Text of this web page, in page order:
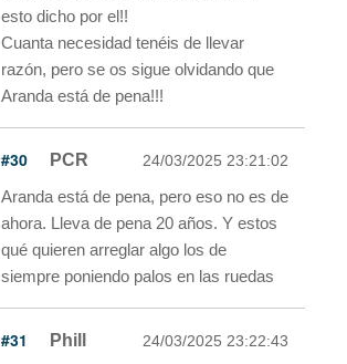
esto dicho por el!!
Cuanta necesidad tenéis de llevar
razón, pero se os sigue olvidando que
Aranda está de pena!!!
#30 PCR 24/03/2025 23:21:02
Aranda está de pena, pero eso no es de
ahora. Lleva de pena 20 años. Y estos
qué quieren arreglar algo los de
siempre poniendo palos en las ruedas
#31 Phill 24/03/2025 23:22:43